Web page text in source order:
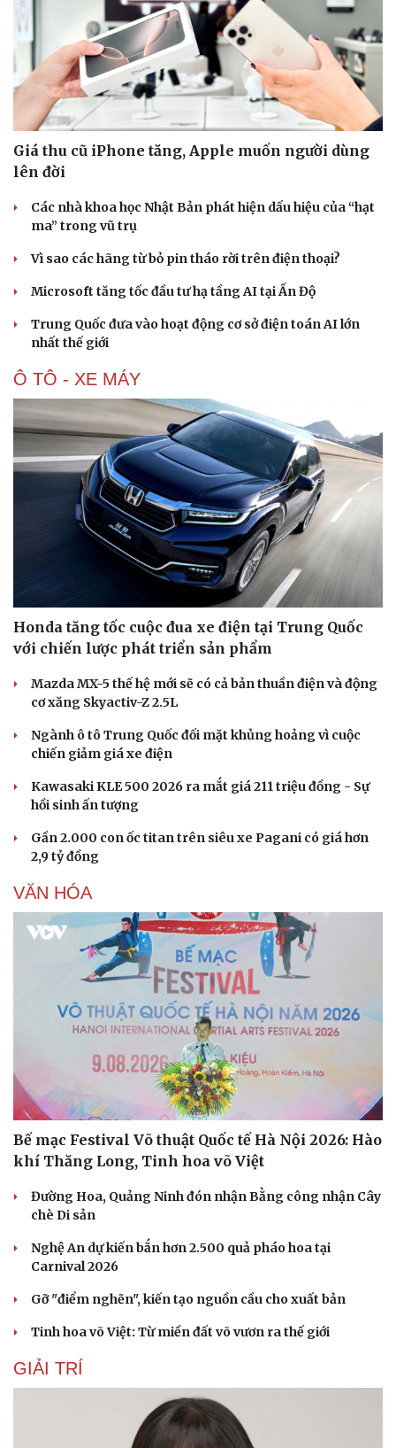
Giá thu cũ iPhone tăng, Apple muốn người dùng
lên đời
Các nhà khoa học Nhật Bản phát hiện dấu hiệu của “hạt
ma” trong vũ trụ
Vì sao các hãng từ bỏ pin tháo rời trên điện thoại?
Microsoft tăng tốc đầu tư hạ tầng AI tại Ấn Độ
Trung Quốc đưa vào hoạt động cơ sở điện toán AI lớn
nhất thế giới
Ô TÔ - XE MÁY
Honda tăng tốc cuộc đua xe điện tại Trung Quốc
với chiến lược phát triển sản phẩm
Mazda MX-5 thế hệ mới sẽ có cả bản thuần điện và động
cơ xăng Skyactiv-Z 2.5L
Ngành ô tô Trung Quốc đối mặt khủng hoảng vì cuộc
chiến giảm giá xe điện
Kawasaki KLE 500 2026 ra mắt giá 211 triệu đồng - Sự
hồi sinh ấn tượng
Gần 2.000 con ốc titan trên siêu xe Pagani có giá hơn
2,9 tỷ đồng
VĂN HÓA
Bế mạc Festival Võ thuật Quốc tế Hà Nội 2026: Hào
khí Thăng Long, Tinh hoa võ Việt
Đường Hoa, Quảng Ninh đón nhận Bằng công nhận Cây
chè Di sản
Nghệ An dự kiến bắn hơn 2.500 quả pháo hoa tại
Carnival 2026
Gỡ "điểm nghẽn", kiến tạo nguồn cầu cho xuất bản
Tinh hoa võ Việt: Từ miền đất võ vươn ra thế giới
GIẢI TRÍ